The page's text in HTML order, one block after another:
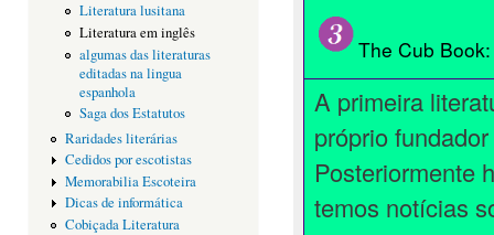
Literatura lusitana
Literatura em inglês
algumas das literaturas
editadas na lingua
espanhola
Saga dos Estatutos
Raridades literárias
Cedidos por escotistas
Memorabilia Escoteira
Dicas de informática
Cobiçada Literatura
The Cub Book:
A primeira
próprio
Posteriormente
temos notícias